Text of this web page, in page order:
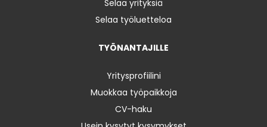
Selaa yrityksiä
Selaa työluetteloa
TYÖNANTAJILLE
Yritysprofiilini
Muokkaa työpaikkoja
CV-haku